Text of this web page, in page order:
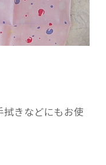
きなどにもお使